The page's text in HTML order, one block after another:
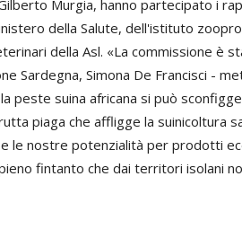
Murgia, hanno partecipato i
della Salute, dell'istituto
della Asl. «La commissione è
Sardegna, Simona De Francisci -
peste suina africana si può
piaga che affligge la suinicoltura
le nostre potenzialità per prodotti
fintanto che dai territori isolani